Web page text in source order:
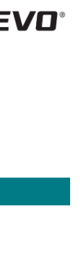
Wert